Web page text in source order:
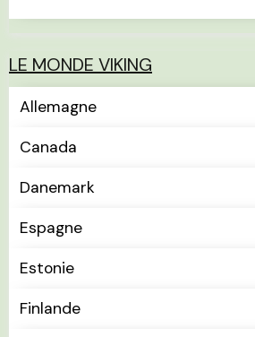
LE MONDE VIKING
Allemagne
Canada
Danemark
Espagne
Estonie
Finlande